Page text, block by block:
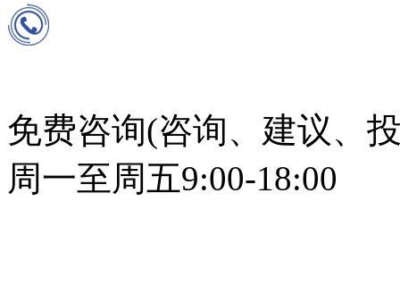
免费咨询(咨询、建议、
周一至周五9:00-18:00